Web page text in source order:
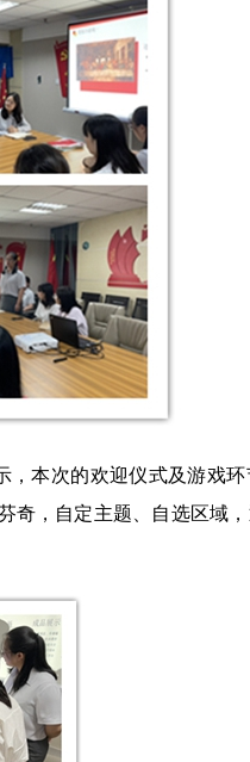
本次的欢迎仪式及游戏
奇，自定主题、自选区域